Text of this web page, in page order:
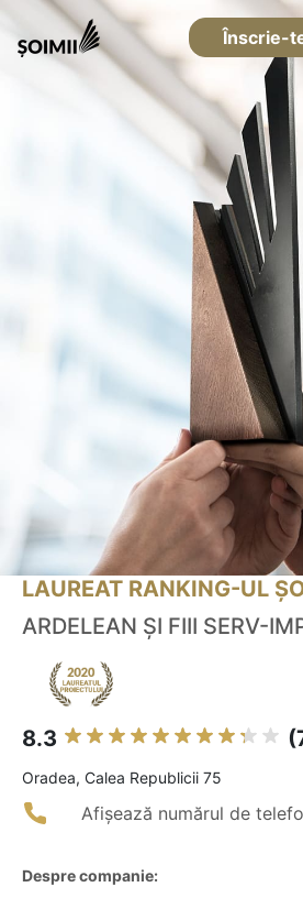
Înscrie-
LAUREAT RANKING-UL
ARDELEAN ŞI FIII SERV-
8.3
Oradea, Calea Republicii 75
Afișează numărul de
Despre companie: